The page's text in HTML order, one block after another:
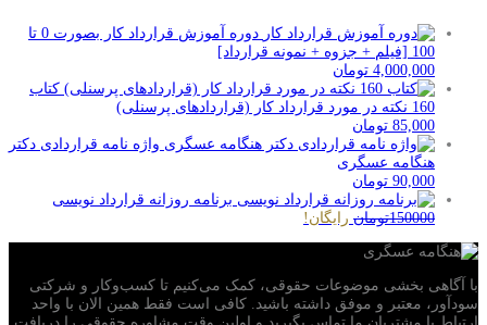
دوره آموزش قرارداد کار بصورت 0 تا
100 [فیلم + جزوه + نمونه قرارداد]
4,000,000 تومان
کتاب
160 نکته در مورد قرارداد کار (قراردادهای پرسنلی)
85,000 تومان
واژه نامه قراردادی دکتر
هنگامه عسگری
90,000 تومان
برنامه روزانه قرارداد نویسی
150000تومان
رایگان!
با آگاهی بخشی موضوعات حقوقی، کمک می‌‎کنیم تا کسب‌وکار و شرکتی
سودآور، معتبر و موفق داشته باشید. کافی است فقط همین الان با واحد